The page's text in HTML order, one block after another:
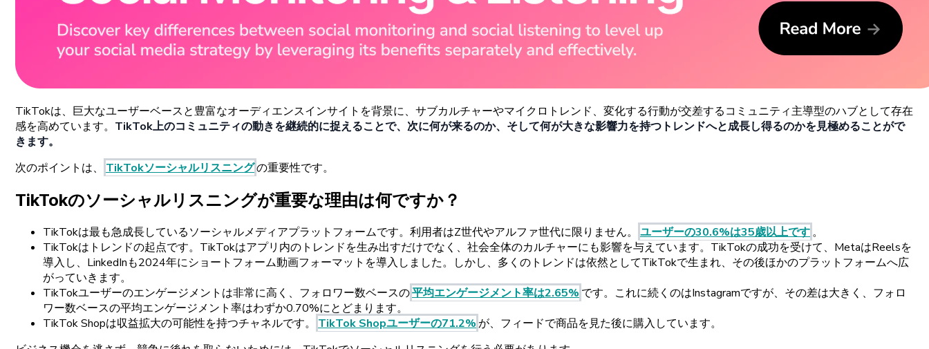
TikTokは、 巨大なユーザーベースと豊富なオーディエンスインサイトを背景に、 サブカルチャーやマイクロトレンド、 変化する行動が交差するコミュニティ主導型のハブとして存在
感を高めています。 TikTok上のコミュニティの動きを継続的に捉えることで、 次に何が来るのか、 そして何が大きな影響力を持つ トレンドへと成長し得るのかを見極めることがで
きます。
次のポイントは、 TikTokソーシャルリスニングの重要性です。
TikTokのソーシャルリスニングが重要な理由は何ですか？
TikTokは最も急成長しているソーシャルメディアプラットフォームです。 利用者はZ世代やアルファ世代に限りません。 ユーザーの30.6%は35歳以上です。
TikTokは トレンドの起点です。 TikTokはアプリ 内の トレンドを生み出すだけでなく、 社会全体のカルチャーにも影響を与えています。 TikTokの成功を受けて、 MetaはReelsを
導入し、 LinkedInも2024年にショートフォーム動画フォーマットを導入しました。しかし、 多くの トレンドは依然としてTikTokで生まれ、 その後ほかのプラットフォームへ広
がっていきます。
TikTokユーザーのエンゲージメントは非常に高く、 フォロワー数ベースの平均エンゲージメント率は2.65%です。 これに続くのはInstagramですが、 その差は大きく、 フォロ
ワー数ベースの平均エンゲージメント率はわずか0.70%にと どまります。
TikTokShopは収益拡大の可能性を持つチャネルです。 TikTokShopユーザーの71.2%が、 フィードで商品を見た後に購入しています。